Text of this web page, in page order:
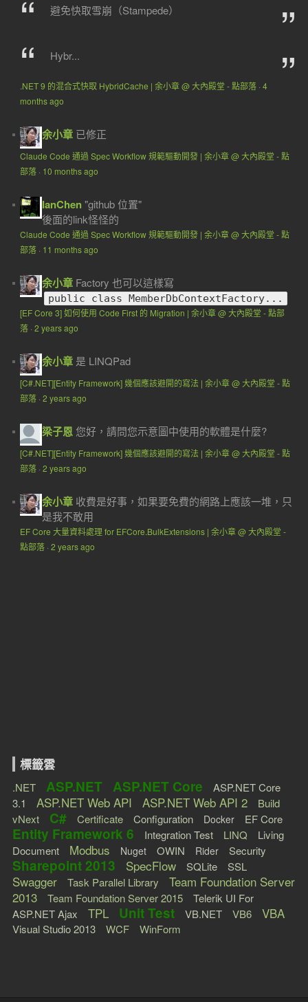
避免快取雪崩（Stampede）
Hybr...
.NET 9 的混合式快取 HybridCache | 余小章 @ 大內殿堂 - 點部落· 4
months ago
余小章 已修正
Claude Code 通過 Spec Workflow 規範驅動開發 | 余小章 @ 大內殿堂 - 點
部落· 10 months ago
IanChen"github 位置"
後面的link怪怪的
Claude Code 通過 Spec Workflow 規範驅動開發 | 余小章 @ 大內殿堂 - 點
部落· 11 months ago
余小章 Factory 也可以這樣寫
public class MemberDbContextFactory...
[EF Core 3] 如何使用 Code First 的 Migration | 余小章 @ 大內殿堂 - 點部
落· 2 years ago
余小章 是 LINQPad
[C#.NET][Entity Framework] 幾個應該避開的寫法 | 余小章 @ 大內殿堂 - 點
部落· 2 years ago
梁子恩 您好，請問您示意圖中使用的軟體是什麼?
[C#.NET][Entity Framework] 幾個應該避開的寫法 | 余小章 @ 大內殿堂 - 點
部落· 2 years ago
余小章 收費是好事，如果要免費的網路上應該一堆，只
是我不敢用
EF Core 大量資料處理 for EFCore.BulkExtensions | 余小章 @ 大內殿堂 -
點部落· 2 years ago
標籤雲
.NET ASP.NET ASP.NET Core
ASP.NET Core
3.1
ASP.NET Web API ASP.NET Web API 2
Build
vNext
C# Certificate Configuration Docker EF Core
Entity Framework 6 Integration Test LINQ
Living
Document
Modbus Nuget OWIN Rider Security
Sharepoint 2013 SpecFlow SQLite SSL
Swagger Task Parallel Library
Team Foundation Server
2013
Team Foundation Server 2015
Telerik UI For
ASP.NET Ajax
TPL Unit Test VB.NET VB6 VBA
Visual Studio 2013 WCF WinForm